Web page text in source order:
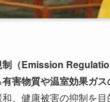
（Emission
有害物質や温室効果ガ
、健康被害の抑制を